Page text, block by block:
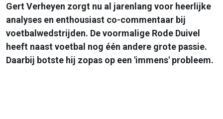
Gert Verheyen zorgt nu al jarenlang voor heerlijke
analyses en enthousiast co-commentaar bij
voetbalwedstrijden. De voormalige Rode Duivel
heeft naast voetbal nog één andere grote passie.
Daarbij botste hij zopas op een 'immens' probleem.